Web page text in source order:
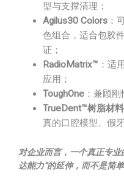
型与支撑清理；
Agilus30 Colors ：
色组合，适合包胶
证；
RadioMatrix™ ：适
应用；
ToughOne ：兼顾
TrueDent™树脂材料
真的口腔模型、假牙
对企业而言，一个真正专
达能力”的延伸，而不是简单